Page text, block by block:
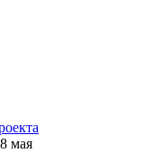
мая